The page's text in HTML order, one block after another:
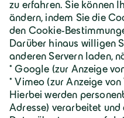
Karriere